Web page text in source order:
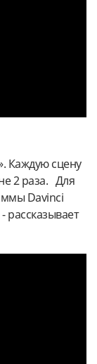
Каждую сцену
2 раза. Для
Davinci
рассказывает